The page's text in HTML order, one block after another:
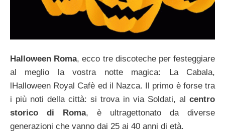
Halloween Roma, ecco tre discoteche per festeggiare
al meglio la vostra notte magica: La Cabala,
lHalloween Royal Cafè ed il Nazca. Il primo è forse tra
i più noti della città: si trova in via Soldati, al centro
storico di Roma, è ultragettonato da diverse
generazioni che vanno dai 25 ai 40 anni di età.